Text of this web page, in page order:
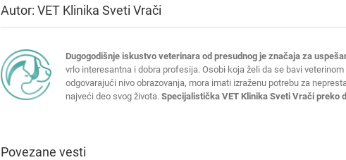
Autor: VET Klinika Sveti Vrači
Dugogodišnje iskustvo veterinara od presudnog je značaja za
vrlo interesantna i dobra profesija. Osobi koja želi da se bavi
odgovarajući nivo obrazovanja, mora imati izraženu potrebu za
najveći deo svog života. Specijalistička VET Klinika Sveti Vrači preko
Povezane vesti